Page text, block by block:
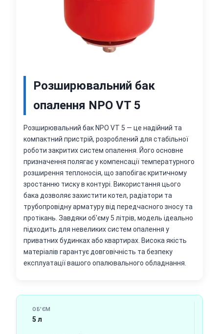
Розширювальний бак
опалення NPO VT 5
Розширювальний бак NPO VT 5 — це надійний та
компактний пристрій, розроблений для стабільної
роботи закритих систем опалення. Його основне
призначення полягає у компенсації температурного
розширення теплоносія, що запобігає критичному
зростанню тиску в контурі. Використання цього
бака дозволяє захистити котел, радіатори та
трубопровідну арматуру від передчасного зносу та
протікань. Завдяки об'єму 5 літрів, модель ідеально
підходить для невеликих систем опалення у
приватних будинках або квартирах. Висока якість
матеріалів гарантує довговічність та безпеку
експлуатації вашого опалювального обладнання.
ОБ'ЄМ
5 л